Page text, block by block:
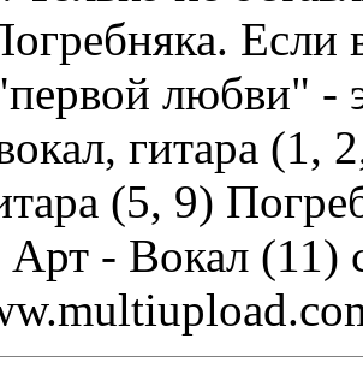
любви" -
гитара (1,
(5, 9)
Арт - Вокал (11)